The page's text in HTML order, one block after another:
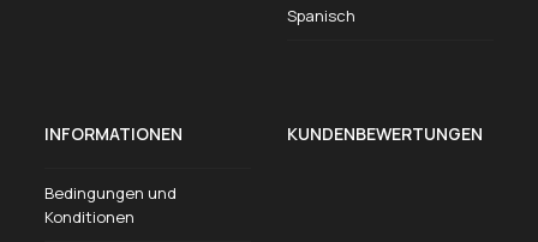
Spanisch
INFORMATIONEN
Bedingungen und
Konditionen
KUNDENBEWERTUNGEN